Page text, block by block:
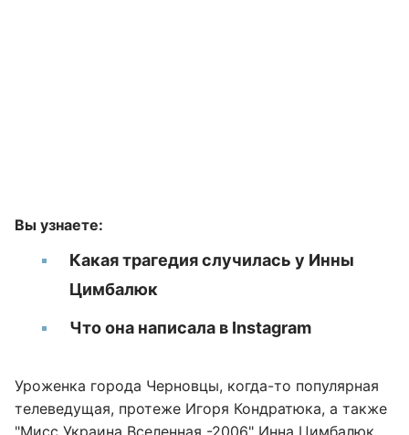
Вы узнаете:
Какая трагедия случилась у Инны
Цимбалюк
Что она написала в Instagram
Уроженка города Черновцы, когда-то популярная
телеведущая, протеже Игоря Кондратюка, а также
"Мисс Украина Вселенная -2006" Инна Цимбалюк,